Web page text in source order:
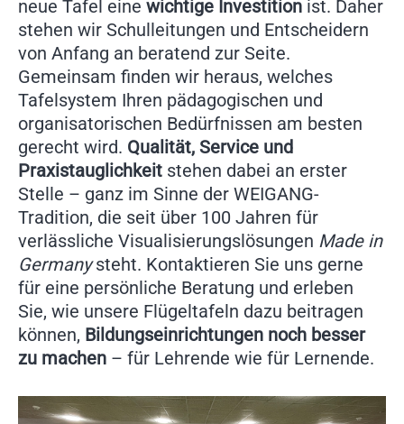
neue Tafel eine wichtige Investition ist. Daher
stehen wir Schulleitungen und Entscheidern
von Anfang an beratend zur Seite.
Gemeinsam finden wir heraus, welches
Tafelsystem Ihren pädagogischen und
organisatorischen Bedürfnissen am besten
gerecht wird. Qualität, Service und
Praxistauglichkeit stehen dabei an erster
Stelle – ganz im Sinne der WEIGANG-
Tradition, die seit über 100 Jahren für
verlässliche Visualisierungslösungen Made in
Germanysteht. Kontaktieren Sie uns gerne
für eine persönliche Beratung und erleben
Sie, wie unsere Flügeltafeln dazu beitragen
können, Bildungseinrichtungen noch besser
zu machen – für Lehrende wie für Lernende.